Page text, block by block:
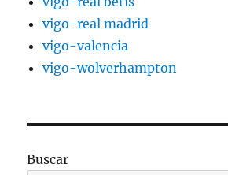
vigo-real madrid
vigo-valencia
vigo-wolverhampton
Buscar